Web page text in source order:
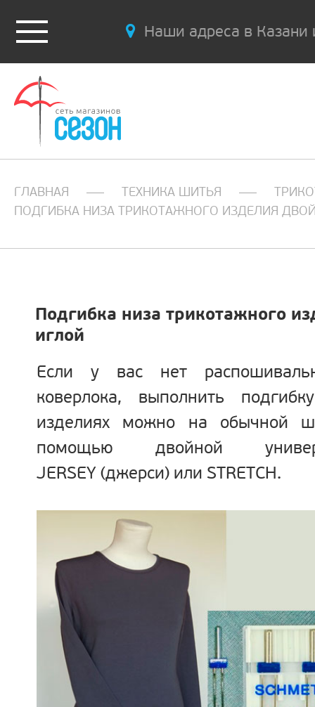
Наши адреса в Казани
ГЛАВНАЯ ТЕХНИКА ШИТЬЯ
ПОДГИБКА НИЗА ТРИКОТАЖНОГО ИЗДЕЛИЯ
Подгибка низа трикотажного
иглой
Если у вас нет
коверлока, выполнить
изделиях можно на обычной
помощью двойной
JERSEY (джерси) или STRETCH.